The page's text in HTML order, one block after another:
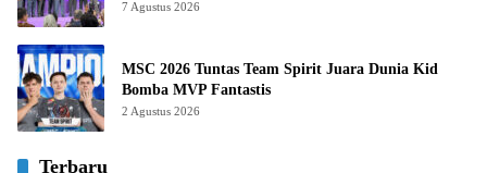
7 Agustus 2026
MSC 2026 Tuntas Team Spirit Juara Dunia Kid
Bomba MVP Fantastis
2 Agustus 2026
Terbaru